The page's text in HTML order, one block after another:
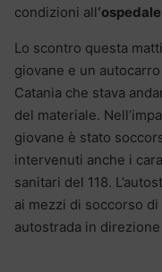
condizioni all
Lo scontro questa
giovane e un
Catania che stava
del materiale.
giovane è stato
intervenuti anche i
sanitari del 118.
ai mezzi di soccorso
autostrada in